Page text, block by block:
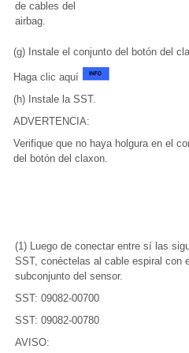
de cables del
airbag.
(g) Instale el conjunto del botón del
Haga clic aquí
(h) Instale la SST.
ADVERTENCIA:
Verifique que no haya holgura en el
del botón del claxon.
(1) Luego de conectar entre sí las
SST, conéctelas al cable espiral con
subconjunto del sensor.
SST: 09082-00700
SST: 09082-00780
AVISO: